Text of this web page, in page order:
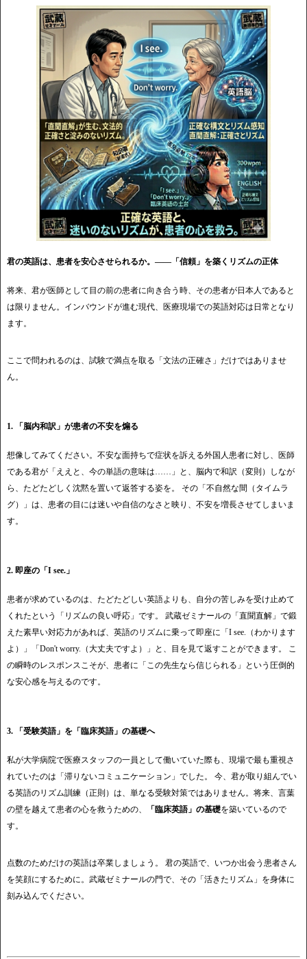
君の英語は、患者を安心させられるか。——「信頼」を築くリズムの正体
将来、君が医師として目の前の患者に向き合う時、その患者が日本人であると
は限りません。インバウンドが進む現代、医療現場での英語対応は日常となり
ます。
ここで問われるのは、試験で満点を取る「文法の正確さ」だけではありませ
ん。
1. 「脳内和訳」が患者の不安を煽る
想像してみてください。不安な面持ちで症状を訴える外国人患者に対し、医師
である君が「ええと、今の単語の意味は……」と、脳内で和訳（変則）しなが
ら、たどたどしく沈黙を置いて返答する姿を。 その「不自然な間（タイムラ
グ）」は、患者の目には迷いや自信のなさと映り、不安を増長させてしまいま
す。
2. 即座の「I see.」
患者が求めているのは、たどたどしい英語よりも、自分の苦しみを受け止めて
くれたという「リズムの良い呼応」です。 武蔵ゼミナールの「直聞直解」で鍛
えた素早い対応力があれば、英語のリズムに乗って即座に「I see.（わかります
よ）」「Don't worry.（大丈夫ですよ）」と、目を見て返すことができます。 こ
の瞬時のレスポンスこそが、患者に「この先生なら信じられる」という圧倒的
な安心感を与えるのです。
3. 「受験英語」を「臨床英語」の基礎へ
私が大学病院で医療スタッフの一員として働いていた際も、現場で最も重視さ
れていたのは「滞りないコミュニケーション」でした。 今、君が取り組んでい
る英語のリズム訓練（正則）は、単なる受験対策ではありません。将来、言葉
の壁を越えて患者の心を救うための、
「臨床英語」の基礎を築いているので
す。
点数のためだけの英語は卒業しましょう。 君の英語で、いつか出会う患者さん
を笑顔にするために。武蔵ゼミナールの門で、その「活きたリズム」を身体に
刻み込んでください。